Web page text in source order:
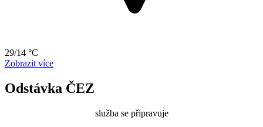
29/14 °C
Zobrazit více
Odstávka ČEZ
služba se připravuje